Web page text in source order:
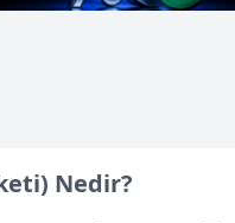
Nedir?